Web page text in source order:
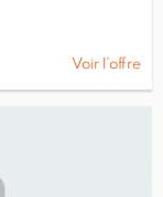
Voir l’offre